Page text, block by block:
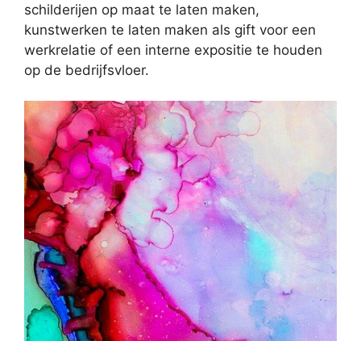
schilderijen op maat te laten maken,
kunstwerken te laten maken als gift voor een
werkrelatie of een interne expositie te houden
op de bedrijfsvloer.